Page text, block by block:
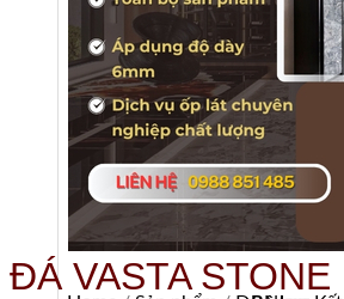
ĐÁ VASTA STONE